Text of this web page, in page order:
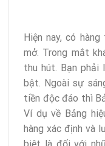
Hiện nay, có
mở. Trong mắt
thu hút. Bạn phải
bật. Ngoài sự
tiền độc đáo thì
Ví dụ về Bảng
hàng xác định và